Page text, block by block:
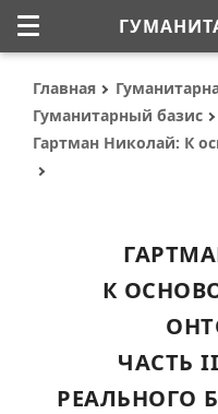
Главная
Гуманитарный базис
Гартман Николай: К
К
ЧАСТЬ
РЕАЛЬНОГО